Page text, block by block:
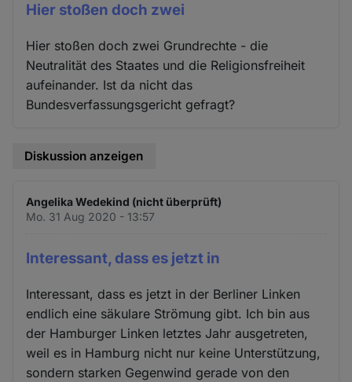
Hier stoßen doch zwei
Hier stoßen doch zwei Grundrechte - die
Neutralität des Staates und die Religionsfreiheit
aufeinander. Ist da nicht das
Bundesverfassungsgericht gefragt?
Diskussion anzeigen
Angelika Wedekind (nicht überprüft)
Mo. 31 Aug 2020 - 13:57
Interessant, dass es jetzt in
Interessant, dass es jetzt in der Berliner Linken
endlich eine säkulare Strömung gibt. Ich bin aus
der Hamburger Linken letztes Jahr ausgetreten,
weil es in Hamburg nicht nur keine Unterstützung,
sondern starken Gegenwind gerade von den